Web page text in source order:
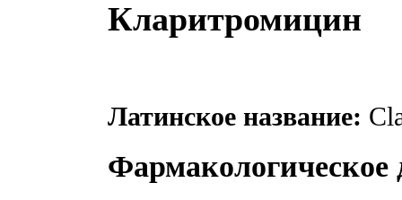
Кларитромицин
Латинское название:
Фармакологическое